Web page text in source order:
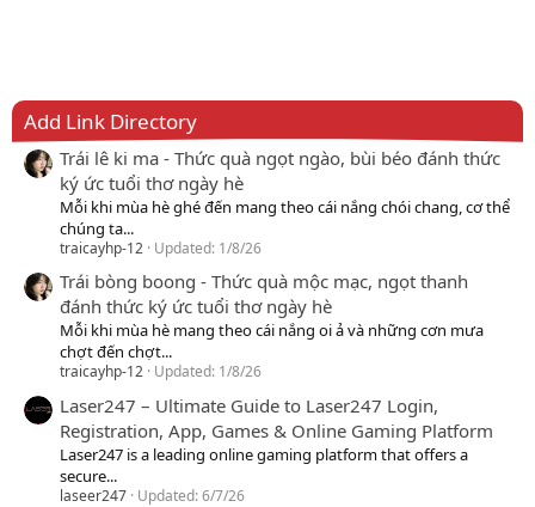
Add Link Directory
Trái lê ki ma - Thức quà ngọt ngào, bùi béo đánh thức
ký ức tuổi thơ ngày hè
Mỗi khi mùa hè ghé đến mang theo cái nắng chói chang, cơ thể
chúng ta...
traicayhp-12 Updated: 1/8/26
Trái bòng boong - Thức quà mộc mạc, ngọt thanh
đánh thức ký ức tuổi thơ ngày hè
Mỗi khi mùa hè mang theo cái nắng oi ả và những cơn mưa
chợt đến chợt...
traicayhp-12 Updated: 1/8/26
Laser247 – Ultimate Guide to Laser247 Login,
Registration, App, Games & Online Gaming Platform
Laser247 is a leading online gaming platform that offers a
secure...
laseer247 Updated:6/7/26